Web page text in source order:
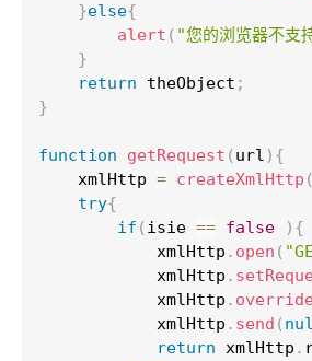
}else{
        alert
( "您的浏览器不支
}
return theObject ;
}
function getRequest ( url ) {
    xmlHttp
= createXmlHttp (
try{
if ( isie == false ) {
            xmlHttp
. open (
            xmlHttp
.
            xmlHttp
.
            xmlHttp
. send (
return xmlHttp .